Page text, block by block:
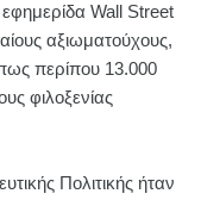
Wall Street
αξιωματούχους,
περίπου 13.000
φιλοξενίας
Πολιτικής ήταν